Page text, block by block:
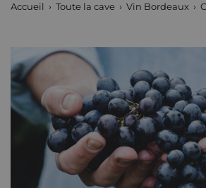
Accueil Toute la cave Vin Bordeaux